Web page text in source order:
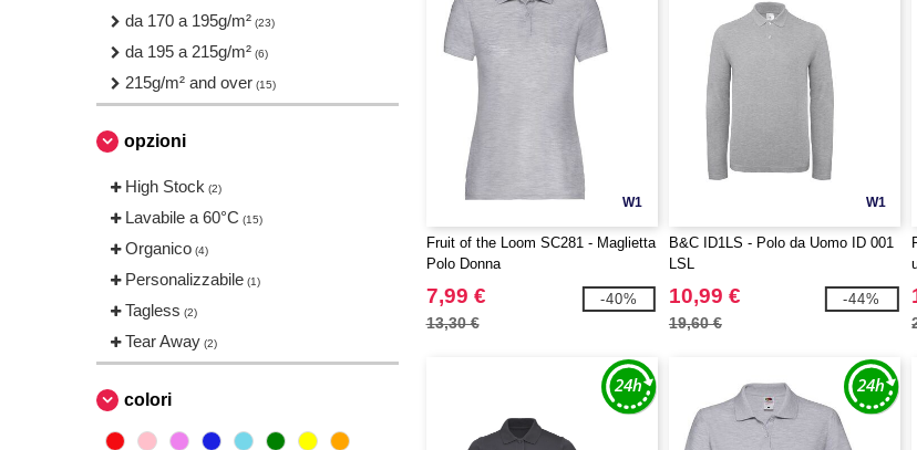
da 170 a 195g/m² (23)
da 195 a 215g/m² (6)
215g/m² and over (15)
opzioni
High Stock (2)
Lavabile a 60°C (15)
Organico (4)
Personalizzabile (1)
Tagless (2)
Tear Away (2)
colori
W1
Fruit of the Loom SC281 - Maglietta
Polo Donna
7,99 €
13,30 €
-40%
W1
B&C ID1LS - Polo da Uomo ID 001
LSL
10,99 €
19,60 €
-44%